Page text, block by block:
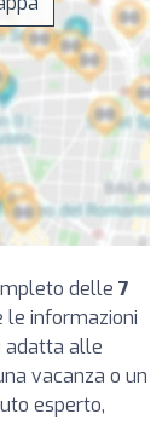
delle 7
le informazioni
adatta alle
vacanza o un
esperto,